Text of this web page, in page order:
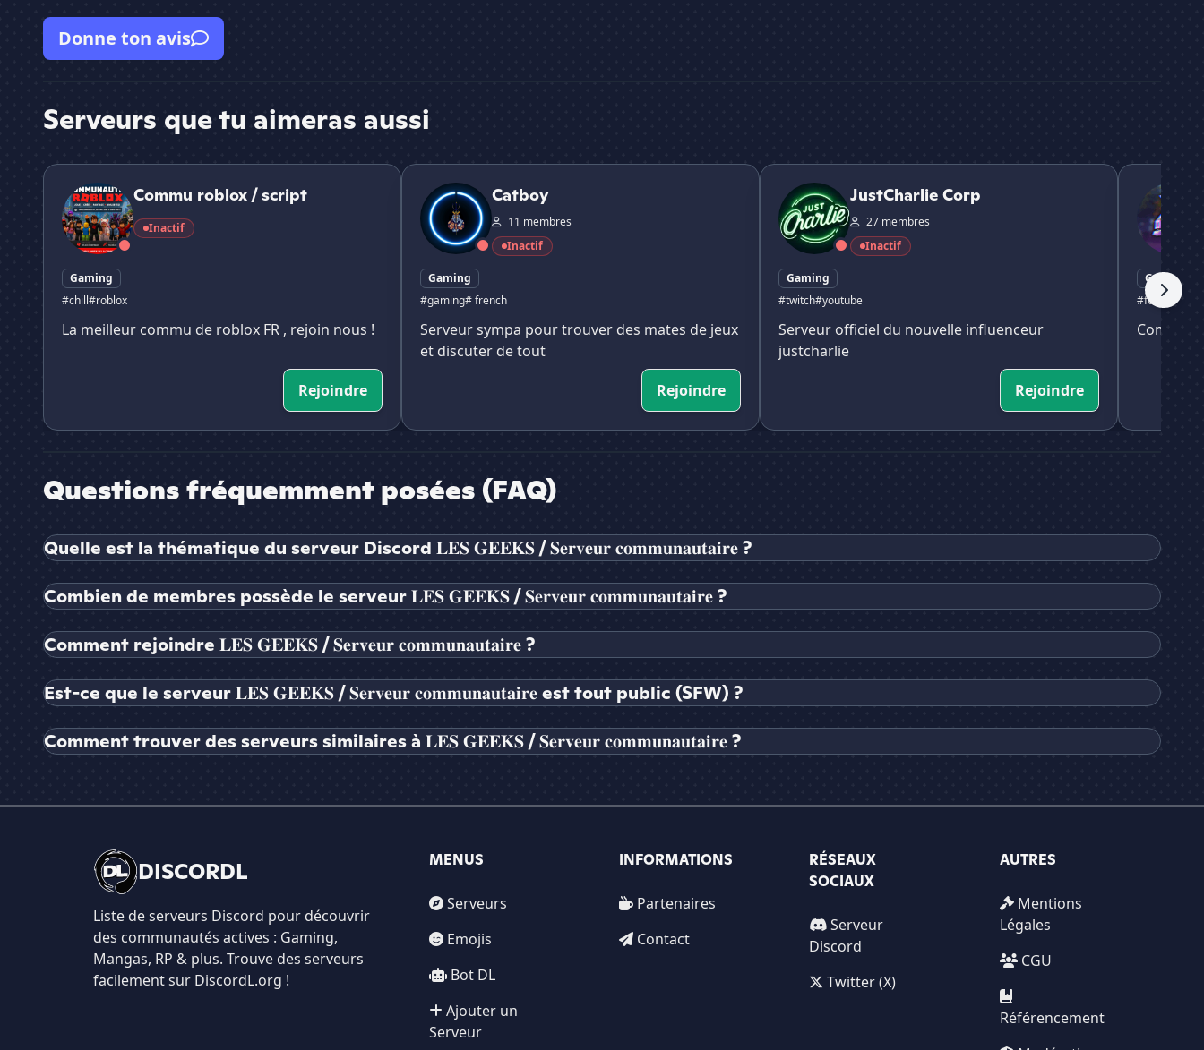
Donne ton avis
Serveurs que tu aimeras aussi
Commu roblox / script
Commu roblox / script
Inactif
Gaming
#chill#roblox
La meilleur commu de roblox FR , rejoin nous !
Rejoindre
Catboy
Catboy
11 membres
Inactif
Gaming
#gaming# french
Serveur sympa pour trouver des mates de jeux
et discuter de tout
Rejoindre
JustCharlie Corp
JustCharlie Corp
27 membres
Inactif
Gaming
#twitch#youtube
Serveur officiel du nouvelle influenceur
justcharlie
Rejoindre
Ramirez -
Gaming
#fortnite#
Questions fréquemment posées (FAQ)
Quelle est la thématique du serveur Discord 𝐋𝐄𝐒 𝐆𝐄𝐄𝐊𝐒 / 𝐒𝐞𝐫𝐯𝐞𝐮𝐫 𝐜𝐨𝐦𝐦𝐮𝐧𝐚𝐮𝐭𝐚𝐢𝐫𝐞 ?
Combien de membres possède le serveur 𝐋𝐄𝐒 𝐆𝐄𝐄𝐊𝐒 / 𝐒𝐞𝐫𝐯𝐞𝐮𝐫 𝐜𝐨𝐦𝐦𝐮𝐧𝐚𝐮𝐭𝐚𝐢𝐫𝐞 ?
Comment rejoindre 𝐋𝐄𝐒 𝐆𝐄𝐄𝐊𝐒 / 𝐒𝐞𝐫𝐯𝐞𝐮𝐫 𝐜𝐨𝐦𝐦𝐮𝐧𝐚𝐮𝐭𝐚𝐢𝐫𝐞 ?
Est-ce que le serveur 𝐋𝐄𝐒 𝐆𝐄𝐄𝐊𝐒 / 𝐒𝐞𝐫𝐯𝐞𝐮𝐫 𝐜𝐨𝐦𝐦𝐮𝐧𝐚𝐮𝐭𝐚𝐢𝐫𝐞 est tout public (SFW) ?
Comment trouver des serveurs similaires à 𝐋𝐄𝐒 𝐆𝐄𝐄𝐊𝐒 / 𝐒𝐞𝐫𝐯𝐞𝐮𝐫 𝐜𝐨𝐦𝐦𝐮𝐧𝐚𝐮𝐭𝐚𝐢𝐫𝐞 ?
DISCORDL
Liste de serveurs Discord pour découvrir
des communautés actives : Gaming,
Mangas, RP & plus. Trouve des serveurs
facilement sur DiscordL.org !
MENUS
Serveurs
Emojis
Bot DL
Ajouter un
Serveur
INFORMATIONS
Partenaires
Contact
RÉSEAUX
SOCIAUX
Serveur
Discord
Twitter (X)
AUTRES
Mentions
Légales
CGU
Référencement